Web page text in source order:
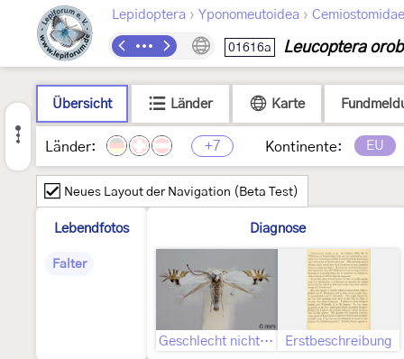
Lepidoptera › Yponomeutoidea › Cemiostomidae
01616a Leucoptera
Übersicht Länder Karte
Länder: +7 Kontinente: EU
Neues Layout der Navigation (Beta Test)
Lebendfotos
Falter
Diagnose
Geschlecht nicht bestimmt Erstbeschreibung